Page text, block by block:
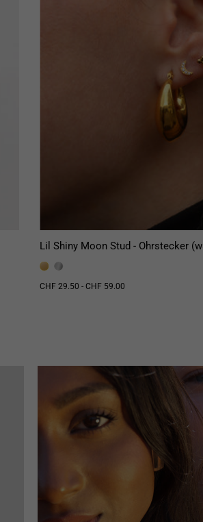
Lil Shiny Moon Stud - Ohrstecker
CHF 29.50 - CHF 59.00